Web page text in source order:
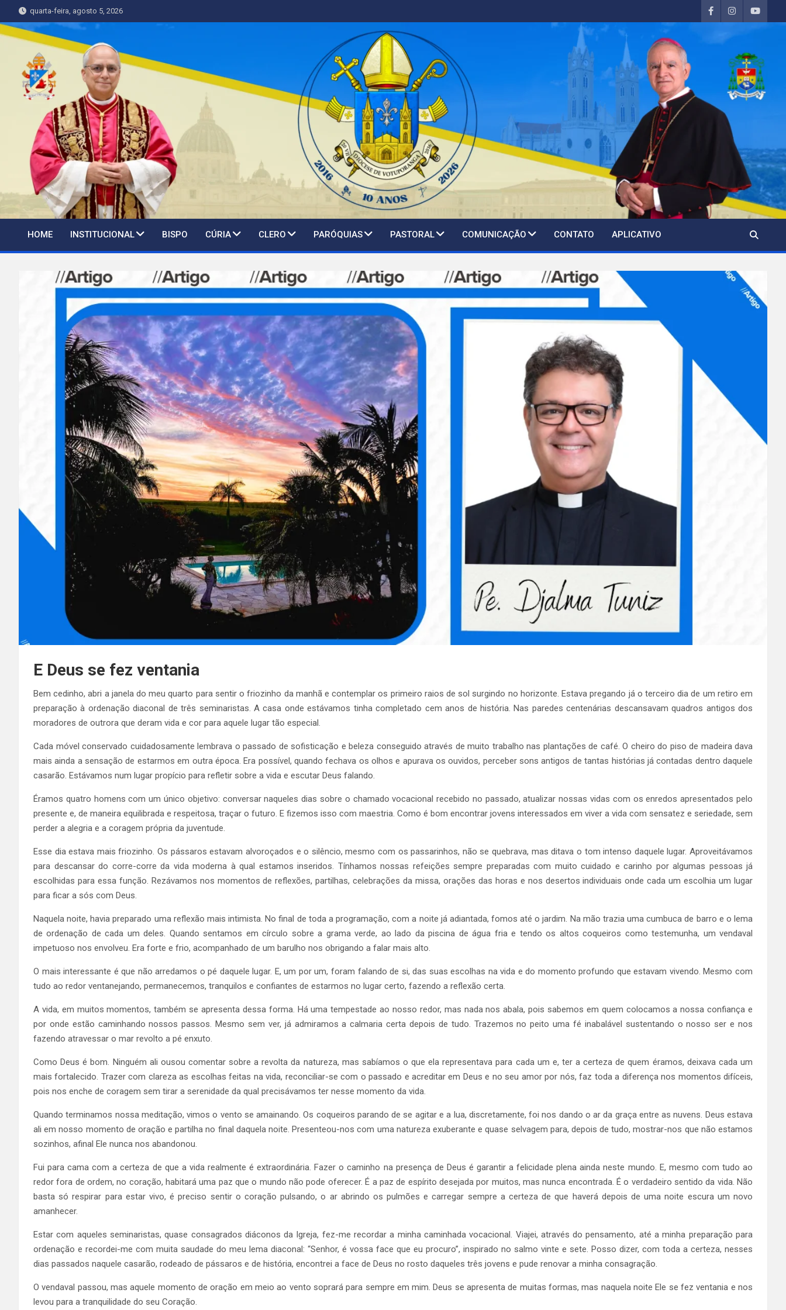
to
content
quarta-feira, agosto 5, 2026
HOME INSTITUCIONAL BISPO CÚRIA CLERO PARÓQUIAS PASTORAL COMUNICAÇÃO CONTATO APLICATIVO
E Deus se fez ventania
Bem cedinho, abri a janela do meu quarto para sentir o friozinho da manhã e contemplar os primeiro raios de sol surgindo no horizonte. Estava pregando já o terceiro dia de um retiro em
preparação à ordenação diaconal de três seminaristas. A casa onde estávamos tinha completado cem anos de história. Nas paredes centenárias descansavam quadros antigos dos
moradores de outrora que deram vida e cor para aquele lugar tão especial.
Cada móvel conservado cuidadosamente lembrava o passado de sofisticação e beleza conseguido através de muito trabalho nas plantações de café. O cheiro do piso de madeira dava
mais ainda a sensação de estarmos em outra época. Era possível, quando fechava os olhos e apurava os ouvidos, perceber sons antigos de tantas histórias já contadas dentro daquele
casarão. Estávamos num lugar propício para refletir sobre a vida e escutar Deus falando.
Éramos quatro homens com um único objetivo: conversar naqueles dias sobre o chamado vocacional recebido no passado, atualizar nossas vidas com os enredos apresentados pelo
presente e, de maneira equilibrada e respeitosa, traçar o futuro. E fizemos isso com maestria. Como é bom encontrar jovens interessados em viver a vida com sensatez e seriedade, sem
perder a alegria e a coragem própria da juventude.
Esse dia estava mais friozinho. Os pássaros estavam alvoroçados e o silêncio, mesmo com os passarinhos, não se quebrava, mas ditava o tom intenso daquele lugar. Aproveitávamos
para descansar do corre-corre da vida moderna à qual estamos inseridos. Tínhamos nossas refeições sempre preparadas com muito cuidado e carinho por algumas pessoas já
escolhidas para essa função. Rezávamos nos momentos de reflexões, partilhas, celebrações da missa, orações das horas e nos desertos individuais onde cada um escolhia um lugar
para ficar a sós com Deus.
Naquela noite, havia preparado uma reflexão mais intimista. No final de toda a programação, com a noite já adiantada, fomos até o jardim. Na mão trazia uma cumbuca de barro e o lema
de ordenação de cada um deles. Quando sentamos em círculo sobre a grama verde, ao lado da piscina de água fria e tendo os altos coqueiros como testemunha, um vendaval
impetuoso nos envolveu. Era forte e frio, acompanhado de um barulho nos obrigando a falar mais alto.
O mais interessante é que não arredamos o pé daquele lugar. E, um por um, foram falando de si, das suas escolhas na vida e do momento profundo que estavam vivendo. Mesmo com
tudo ao redor ventanejando, permanecemos, tranquilos e confiantes de estarmos no lugar certo, fazendo a reflexão certa.
A vida, em muitos momentos, também se apresenta dessa forma. Há uma tempestade ao nosso redor, mas nada nos abala, pois sabemos em quem colocamos a nossa confiança e
por onde estão caminhando nossos passos. Mesmo sem ver, já admiramos a calmaria certa depois de tudo. Trazemos no peito uma fé inabalável sustentando o nosso ser e nos
fazendo atravessar o mar revolto a pé enxuto.
Como Deus é bom. Ninguém ali ousou comentar sobre a revolta da natureza, mas sabíamos o que ela representava para cada um e, ter a certeza de quem éramos, deixava cada um
mais fortalecido. Trazer com clareza as escolhas feitas na vida, reconciliar-se com o passado e acreditar em Deus e no seu amor por nós, faz toda a diferença nos momentos difíceis,
pois nos enche de coragem sem tirar a serenidade da qual precisávamos ter nesse momento da vida.
Quando terminamos nossa meditação, vimos o vento se amainando. Os coqueiros parando de se agitar e a lua, discretamente, foi nos dando o ar da graça entre as nuvens. Deus estava
ali em nosso momento de oração e partilha no final daquela noite. Presenteou-nos com uma natureza exuberante e quase selvagem para, depois de tudo, mostrar-nos que não estamos
sozinhos, afinal Ele nunca nos abandonou.
Fui para cama com a certeza de que a vida realmente é extraordinária. Fazer o caminho na presença de Deus é garantir a felicidade plena ainda neste mundo. E, mesmo com tudo ao
redor fora de ordem, no coração, habitará uma paz que o mundo não pode oferecer. É a paz de espírito desejada por muitos, mas nunca encontrada. É o verdadeiro sentido da vida. Não
basta só respirar para estar vivo, é preciso sentir o coração pulsando, o ar abrindo os pulmões e carregar sempre a certeza de que haverá depois de uma noite escura um novo
amanhecer.
Estar com aqueles seminaristas, quase consagrados diáconos da Igreja, fez-me recordar a minha caminhada vocacional. Viajei, através do pensamento, até a minha preparação para
ordenação e recordei-me com muita saudade do meu lema diaconal: “Senhor, é vossa face que eu procuro”, inspirado no salmo vinte e sete. Posso dizer, com toda a certeza, nesses
dias passados naquele casarão, rodeado de pássaros e de história, encontrei a face de Deus no rosto daqueles três jovens e pude renovar a minha consagração.
O vendaval passou, mas aquele momento de oração em meio ao vento soprará para sempre em mim. Deus se apresenta de muitas formas, mas naquela noite Ele se fez ventania e nos
levou para a tranquilidade do seu Coração.